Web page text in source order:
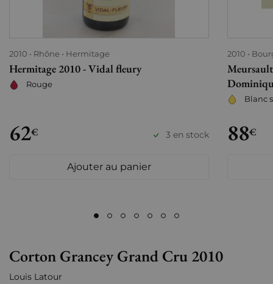
2010 Rhône Hermitage
Hermitage 2010 - Vidal fleury
Rouge
62€ 3 en stock
Ajouter au panier
2010
Blanc
88€
Corton Grancey Grand Cru 2010
Louis Latour